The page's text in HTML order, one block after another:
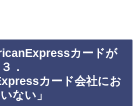
カードが
．
カード会社にお
ない」